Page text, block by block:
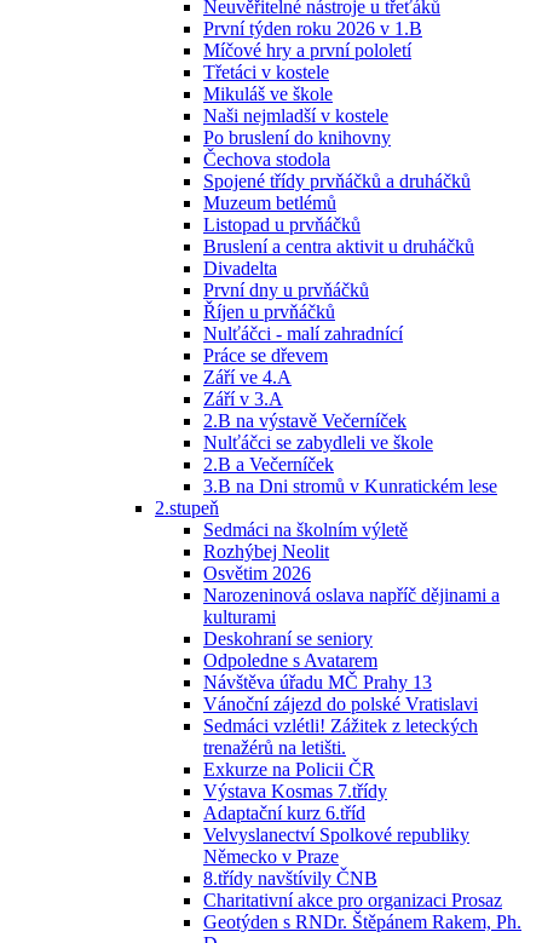
Neuvěřitelné nástroje u třeťáků
První týden roku 2026 v 1.B
Míčové hry a první pololetí
Třetáci v kostele
Mikuláš ve škole
Naši nejmladší v kostele
Po bruslení do knihovny
Čechova stodola
Spojené třídy prvňáčků a druháčků
Muzeum betlémů
Listopad u prvňáčků
Bruslení a centra aktivit u druháčků
Divadelta
První dny u prvňáčků
Říjen u prvňáčků
Nulťáčci - malí zahradnící
Práce se dřevem
Září ve 4.A
Září v 3.A
2.B na výstavě Večerníček
Nulťáčci se zabydleli ve škole
2.B a Večerníček
3.B na Dni stromů v Kunratickém lese
2.stupeň
Sedmáci na školním výletě
Rozhýbej Neolit
Osvětim 2026
Narozeninová oslava napříč dějinami a
kulturami
Deskohraní se seniory
Odpoledne s Avatarem
Návštěva úřadu MČ Prahy 13
Vánoční zájezd do polské Vratislavi
Sedmáci vzlétli! Zážitek z leteckých
trenažérů na letišti.
Exkurze na Policii ČR
Výstava Kosmas 7.třídy
Adaptační kurz 6.tříd
Velvyslanectví Spolkové republiky
Německo v Praze
8.třídy navštívily ČNB
Charitativní akce pro organizaci Prosaz
Geotýden s RNDr. Štěpánem Rakem, Ph.